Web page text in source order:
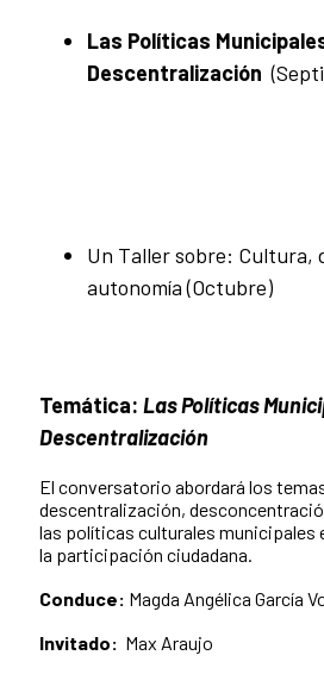
Las Políticas
Descentralización
Un Taller sobre: Cultura,
autonomía (Octubre)
Temática: Las Políticas
Descentralización
El conversatorio abordará los
descentralización,
las políticas culturales municipales
la participación ciudadana.
Conduce: Magda Angélica García
Invitado: Max Araujo